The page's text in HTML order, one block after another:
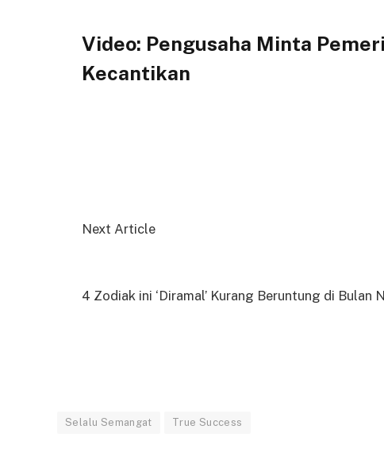
Video: Pengusaha Minta
Kecantikan
Next Article
4 Zodiak ini ‘Diramal’ Kurang Beruntung di Bulan
Selalu Semangat True Success